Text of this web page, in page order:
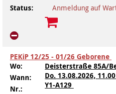
Kindertagesstätte
Kindertagesstätte
Kindertagesstätte
Kindertagesstätte
Kindertagesstätte
Kindertagesstätte
Kindertagesstätte
Status:
Anmeldung auf
PEKiP 12/25 - 01/26 Geborene
Wo:
Deisterstraße 85A/
Wann:
Do. 13.08.2026,
Nr.:
Y1-A129